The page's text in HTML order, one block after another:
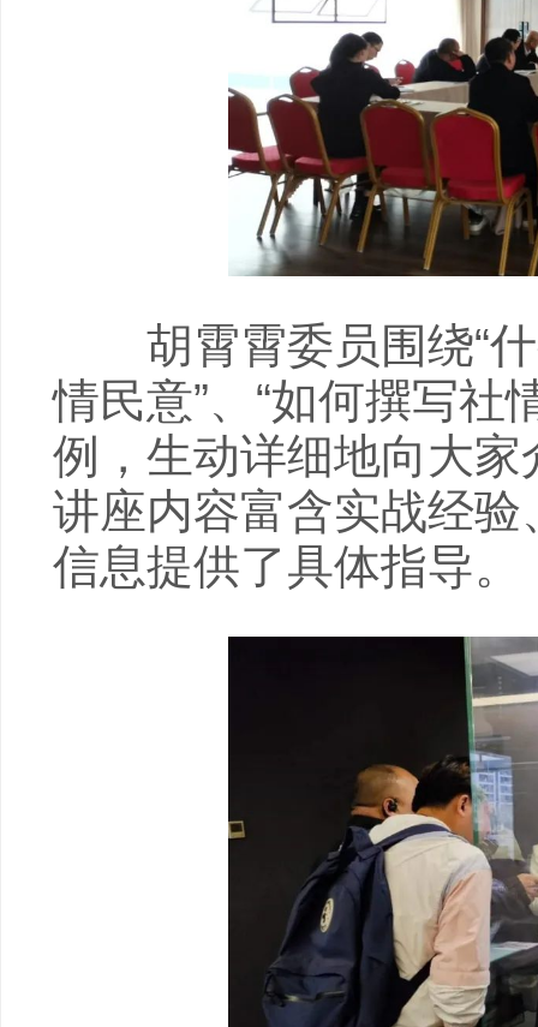
胡霄霄委员围绕“什
情民意”、“如何撰写社
例，生动详细地向大
讲座内容富含实战经
信息提供了具体指导。